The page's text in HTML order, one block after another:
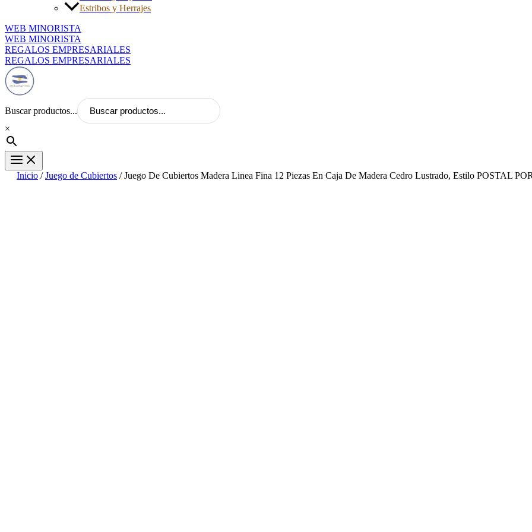
Estribos y Herrajes
WEB MINORISTA
WEB MINORISTA
REGALOS EMPRESARIALES
REGALOS EMPRESARIALES
Buscar productos...
×
Inicio /Juego de Cubiertos / Juego De Cubiertos Madera Linea Fina 12 Piezas En Caja De Madera Cedro Lustrado, Estilo POSTAL